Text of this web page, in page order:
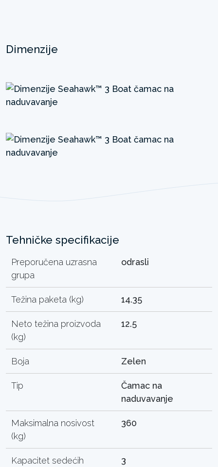
Dimenzije
Tehničke specifikacije
Preporučena uzrasna
grupa
odrasli
Težina paketa (kg) 14.35
Neto težina proizvoda
(kg)
12.5
Boja Zelen
Tip
Čamac na
naduvavanje
Maksimalna nosivost
(kg)
360
Kapacitet sedećih 3